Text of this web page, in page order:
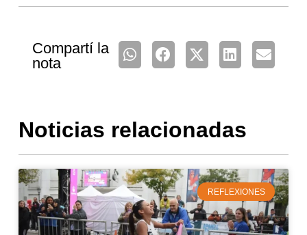
Compartí la
nota
Noticias relacionadas
REFLEXIONES